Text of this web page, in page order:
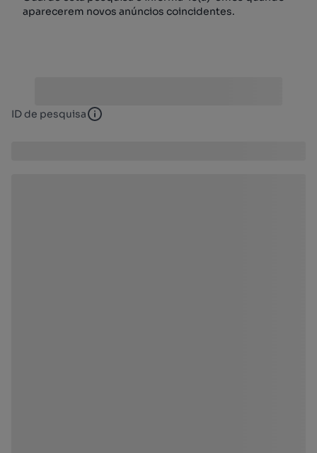
aparecerem novos anúncios coincidentes.
ID de pesquisa ID de pesquisa